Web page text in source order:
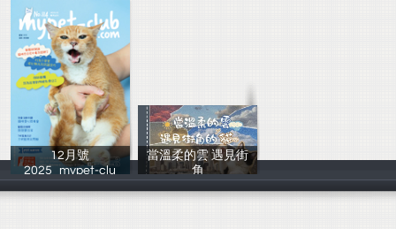
12月號
2025_mypet-clu
臺北市流浪貓保
當溫柔的雲 遇見街
角
夏千媃，楊宜芮